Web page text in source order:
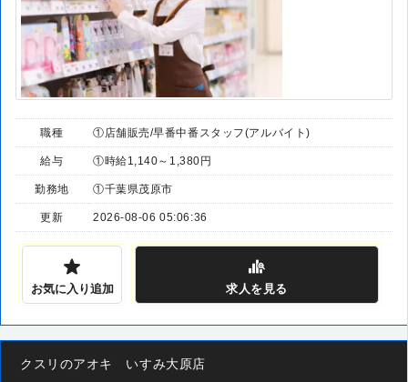
職種 ①店舗販売/早番中番スタッフ(アルバイト)
給与 ①時給1,140～1,380円
勤務地 ①千葉県茂原市
更新 2026-08-06 05:06:36
お気に入り追加 求人 を見る
クスリのアオキ いすみ大原店